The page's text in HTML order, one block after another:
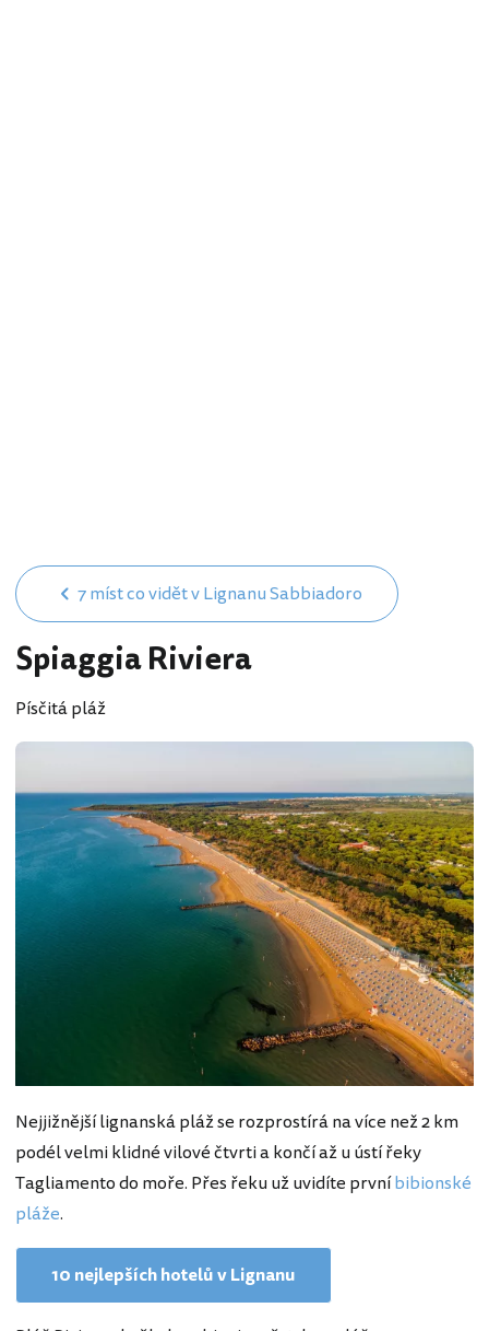
7 míst co vidět v Lignanu Sabbiadoro
Spiaggia Riviera
Písčitá pláž
Nejjižnější lignanská pláž se rozprostírá na více než 2 km
podél velmi klidné vilové čtvrti a končí až u ústí řeky
Tagliamento do moře. Přes řeku už uvidíte prvníbibionské
pláže.
10 nejlepších hotelů v Lignanu